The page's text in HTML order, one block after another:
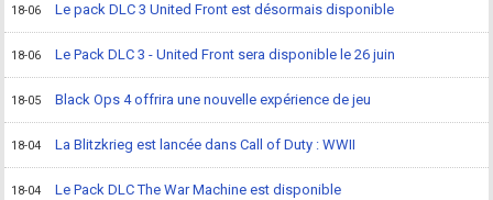
18-06 Le pack DLC 3 United Front est désormais disponible
18-06 Le Pack DLC 3 - United Front sera disponible le 26 juin
18-05 Black Ops 4 offrira une nouvelle expérience de jeu
18-04 La Blitzkrieg est lancée dans Call of Duty : WWII
18-04 Le Pack DLC The War Machine est disponible